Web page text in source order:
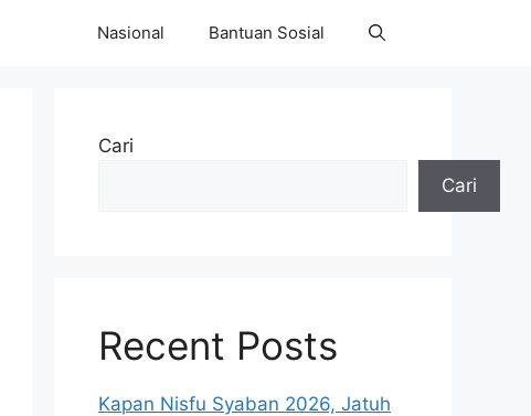
Nasional Bantuan Sosial
Cari
Cari
Recent Posts
Kapan Nisfu Syaban 2026, Jatuh